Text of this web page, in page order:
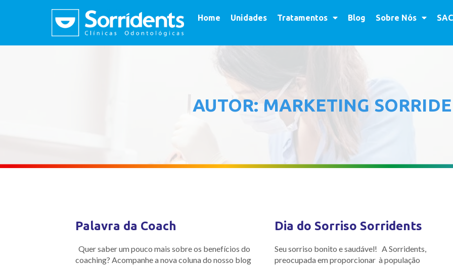
Home Unidades Tratamentos Blog Sobre Nós SAC
AUTOR: MARKETING
Palavra da Coach
Quer saber um pouco mais sobre os benefícios do
coaching? Acompanhe a nova coluna do nosso blog
Dia do Sorriso Sorridents
Seu sorriso bonito e saudável! A Sorridents,
preocupada em proporcionar à população